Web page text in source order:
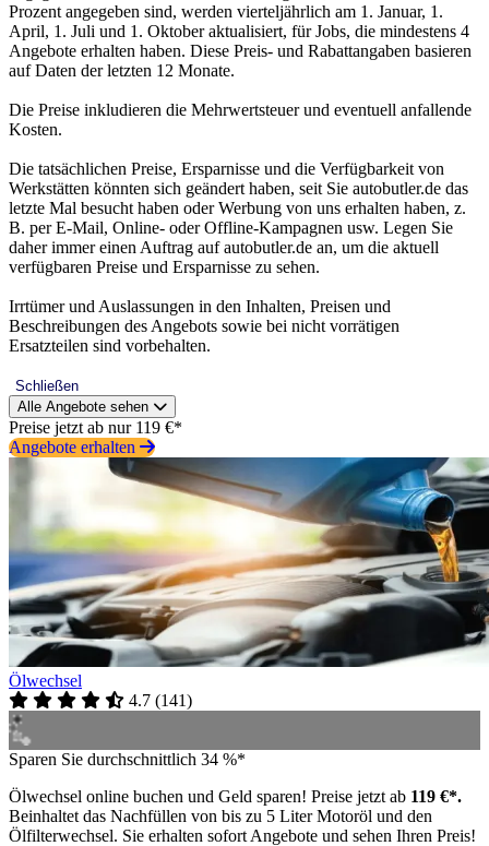
Prozent angegeben sind, werden vierteljährlich am 1. Januar, 1.
April, 1. Juli und 1. Oktober aktualisiert, für Jobs, die mindestens 4
Angebote erhalten haben. Diese Preis- und Rabattangaben basieren
auf Daten der letzten 12 Monate.
Die Preise inkludieren die Mehrwertsteuer und eventuell anfallende
Kosten.
Die tatsächlichen Preise, Ersparnisse und die Verfügbarkeit von
Werkstätten könnten sich geändert haben, seit Sie autobutler.de das
letzte Mal besucht haben oder Werbung von uns erhalten haben, z.
B. per E-Mail, Online- oder Offline-Kampagnen usw. Legen Sie
daher immer einen Auftrag auf autobutler.de an, um die aktuell
verfügbaren Preise und Ersparnisse zu sehen.
Irrtümer und Auslassungen in den Inhalten, Preisen und
Beschreibungen des Angebots sowie bei nicht vorrätigen
Ersatzteilen sind vorbehalten.
Schließen
Alle Angebote sehen
Preise jetzt ab nur 119 €*
Angebote erhalten
Ölwechsel
4.7 (141)
Sparen Sie durchschnittlich 34 %*
Ölwechsel online buchen und Geld sparen! Preise jetzt ab 119 €*.
Beinhaltet das Nachfüllen von bis zu 5 Liter Motoröl und den
Ölfilterwechsel. Sie erhalten sofort Angebote und sehen Ihren Preis!